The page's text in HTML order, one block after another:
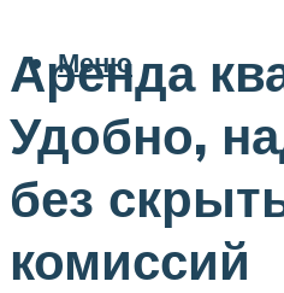
Меню
Аренда
Удобно,
без
комиссий